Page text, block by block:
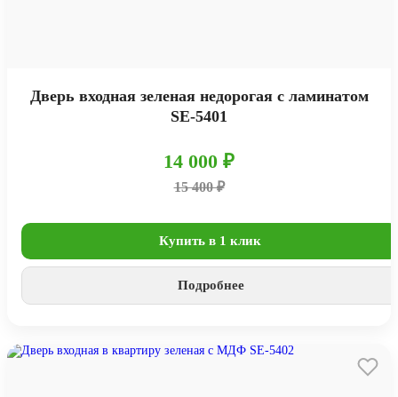
Дверь входная зеленая недорогая с ламинатом
SE-5401
14 000 ₽
15 400 ₽
Купить в 1 клик
Подробнее